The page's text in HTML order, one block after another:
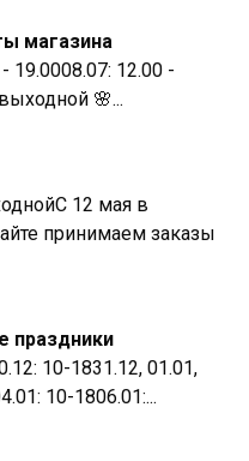
магазина
19.0008.07: 12.00 -
🌸...
12 мая в
принимаем заказы
праздники
10-1831.12, 01.01,
10-1806.01:...